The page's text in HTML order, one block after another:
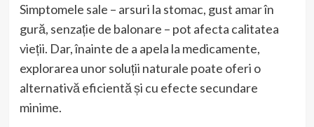
Simptomele sale – arsuri la stomac, gust amar în
gură, senzație de balonare – pot afecta calitatea
vieții. Dar, înainte de a apela la medicamente,
explorarea unor soluții naturale poate oferi o
alternativă eficientă și cu efecte secundare
minime.